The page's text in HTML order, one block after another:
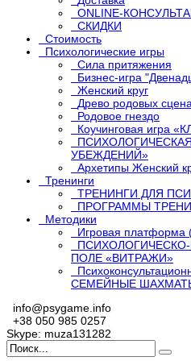
ONLINE-
СКИДКИ
Стоимость
Психологические игры
Сила притяжения
Бизнес-игра
Женский круг
Древо родовых
Родовое гнездо
Коучинговая игра
УБЕЖДЕНИЙ»
Архетипы Женский
Тренинги
ТРЕНИНГИ ДЛЯ
ПРОГРАММЫ
Методики
Игровая
ПОЛЕ «ВИТРАЖИ»
СЕМЕЙНЫЕ
info@psygame.info
+38 050 985 0257
Skype: muza131282